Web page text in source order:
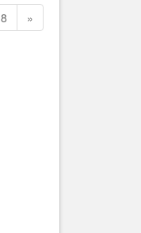
8 »